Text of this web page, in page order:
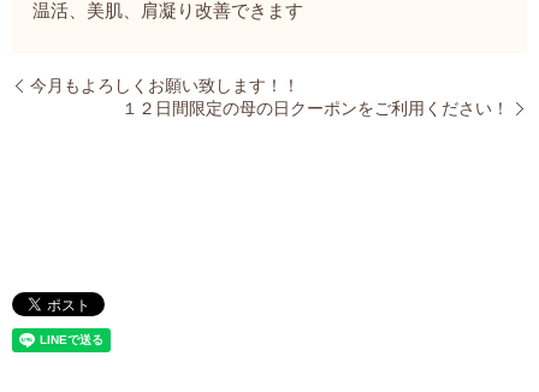
温活、美肌、肩凝り改善できます
今月もよろしくお願い致します！！
１２日間限定の母の日クーポンをご利用ください！